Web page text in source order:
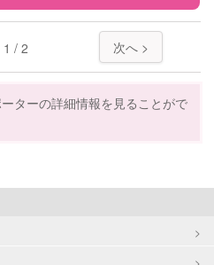
1 / 2 次へ >
ターの詳細情報を見ることがで